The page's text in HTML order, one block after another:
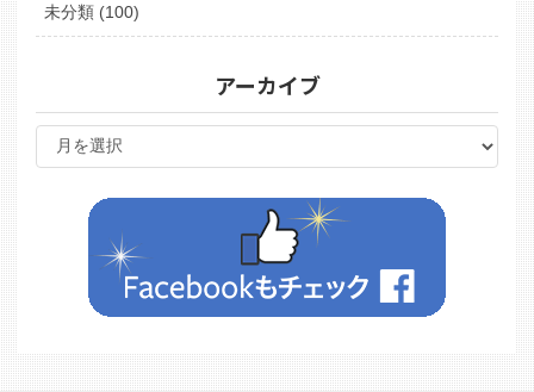
未分類 (100)
アーカイブ